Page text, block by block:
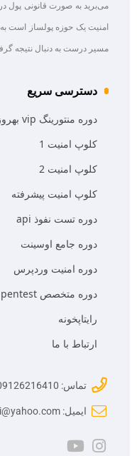
می‌برید به صورت قانونی پول
امنیت یک حوزه پولساز است
مسیر درست به دنبال نتیجه
دسترسی سریع
دوره منتورینگ vip بهروز منصوری
کلوپ امنیت 1
کلوپ امنیت 2
کلوپ امنیت پیشرفته
دوره تست نفوذ api
دوره جامع اوسینت
دوره امنیت وردپرس
دوره متخصص pentest
رایتاپخونه
ارتباط با ما
تماس: 09126216410
ایمیل: mr.mansoori@yahoo.com